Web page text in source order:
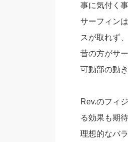
事に気付く
サーフィン
スが取れず
昔の方がサ
可動部の動
Rev.のフィ
る効果も期
理想的なバ